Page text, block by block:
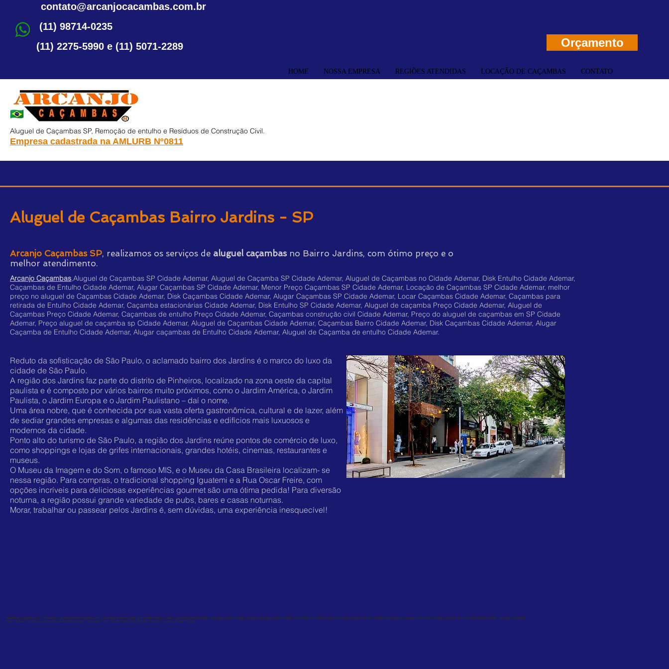
HOME NOSSA EMPRESA REGIÕES ATENDIDAS LOCAÇÃO DE CAÇAMBAS CONTATO
Aluguel de Caçambas SP, Remoção de entulho e Resíduos de Construção Civil.
Empresa cadastrada na AMLURB Nº0811
Aluguel de Caçambas Bairro Jardins - SP
Arcanjo Caçambas SP, realizamos os serviços de aluguel caçambasno Bairro Jardins, com ótimo preço e o
melhor atendimento.
Arcanjo Caçambas,Aluguel de Caçambas SP Cidade Ademar, Aluguel de Caçamba SP Cidade Ademar, Aluguel de Caçambas no Cidade Ademar, Disk Entulho Cidade Ademar,
Caçambas de Entulho Cidade Ademar, Alugar Caçambas SP Cidade Ademar, Menor Preço Caçambas SP Cidade Ademar, Locação de Caçambas SP Cidade Ademar, melhor
preço no aluguel de Caçambas Cidade Ademar, Disk Caçambas Cidade Ademar, Alugar Caçambas SP Cidade Ademar, Locar Caçambas Cidade Ademar, Caçambas para
retirada de Entulho Cidade Ademar, Caçamba estacionárias Cidade Ademar, Disk Entulho SP Cidade Ademar, Aluguel de caçamba Preço Cidade Ademar, Aluguel de
Caçambas Preço Cidade Ademar, Caçambas de entulho Preço Cidade Ademar, Caçambas construção civil Cidade Ademar, Preço do aluguel de caçambas em SP Cidade
Ademar, Preço aluguel de caçamba sp Cidade Ademar, Aluguel de Caçambas Cidade Ademar, Caçambas Bairro Cidade Ademar, Disk Caçambas Cidade Ademar, Alugar
Caçamba de Entulho Cidade Ademar, Alugar caçambas de Entulho Cidade Ademar, Aluguel de Caçamba de entulho Cidade Ademar.
Reduto da sofisticação de São Paulo, o aclamado bairro dos Jardins é o marco do luxo da
cidade de São Paulo.
A região dos Jardins faz parte do distrito de Pinheiros, localizado na zona oeste da capital
paulista e é composto por vários bairros muito próximos, como o Jardim América, o Jardim
Paulista, o Jardim Europa e o Jardim Paulistano – daí o nome.
Uma área nobre, que é conhecida por sua vasta oferta gastronômica, cultural e de lazer, além
de sediar grandes empresas e algumas das residências e edifícios mais luxuosos e
modernos da cidade.
Ponto alto do turismo de São Paulo, a região dos Jardins reúne pontos de comércio de luxo,
como shoppings e lojas de grifes internacionais, grandes hotéis, cinemas, restaurantes e
museus.
O Museu da Imagem e do Som, o famoso MIS, e o Museu da Casa Brasileira localizam- se
nessa região. Para compras, o tradicional shopping Iguatemi e a Rua Oscar Freire, com
opções incríveis para deliciosas experiências gourmet são uma ótima pedida! Para diversão
noturna, a região possui grande variedade de pubs, bares e casas noturnas.
Morar, trabalhar ou passear pelos Jardins é, sem dúvidas, uma experiência inesquecível!
Aluguel de Caçambas SP, Aluguel de Caçambas Bairro Saúde, Disk Caçambas Bairro Saúde, Disk entulho Bairro Saúde, Caçambas BairroSaúde, Caçambas Bairro Saúde, Arcanjo Caçambas Bairro Saúde, Caçambas SP Bairro Saúde, Remoção de entulho Bairro Saúde, menor preço Caçambas SP Bairro Saúde, Locação de Caçambas Bairro Saúde, Arcanjo Caçambas
Bairro Saúde, Locação de caçambas de entulho Arcanjo Caçambas Bairro Saúde, Retirada de Entulho Arcanjo Caçambas Bairro Saúde.
contato@arcanjocacambas.com.br
(11) 98714-0235
(11) 2275-5990 e (11) 5071-2289
Orçamento